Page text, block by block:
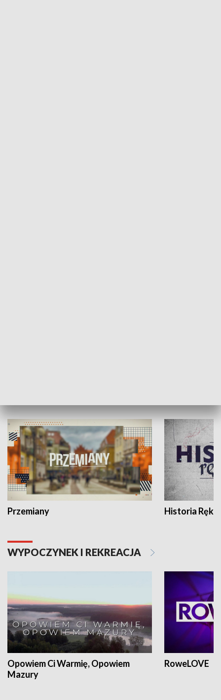
Przemiany Historia Ręką
WYPOCZYNEK I REKREACJA
Opowiem Ci Warmię, Opowiem
Mazury
RoweLOVE